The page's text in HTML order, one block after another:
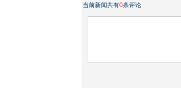
当前新闻共有0条评论